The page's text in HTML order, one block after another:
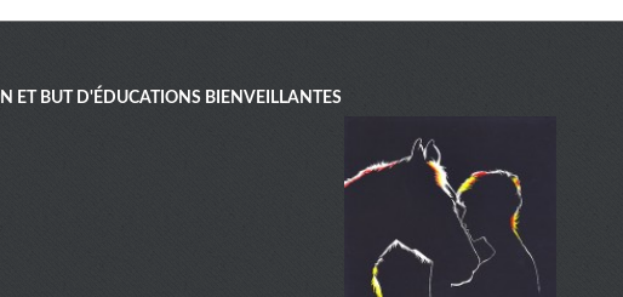
ET BUT D'ÉDUCATIONS BIENVEILLANTES